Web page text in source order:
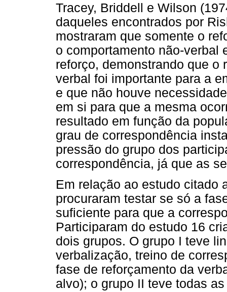
Tracey, Briddell e Wilson
daqueles encontrados por
mostraram que somente o
o comportamento não-verbal
reforço, demonstrando que o
verbal foi importante para a
e que não houve
em si para que a mesma
resultado em função da
grau de correspondência
pressão do grupo dos
correspondência, já que as
Em relação ao estudo citado
procuraram testar se só a
suficiente para que a
Participaram do estudo 16
dois grupos. O grupo I teve
verbalização, treino de
fase de reforçamento da
alvo); o grupo II teve todas